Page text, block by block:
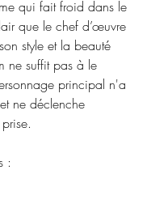
qui fait froid dans le
que le chef d’œuvre
style et la beauté
ne suffit pas à le
principal n'a
ne déclenche
: